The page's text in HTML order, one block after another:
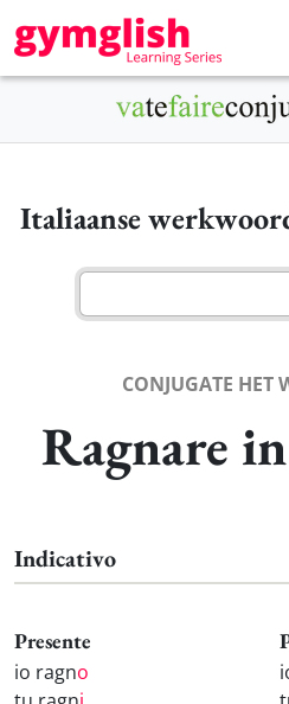
Italiaanse
CONJUGATE HET
Ragnare
Indicativo
Presente
io ragno